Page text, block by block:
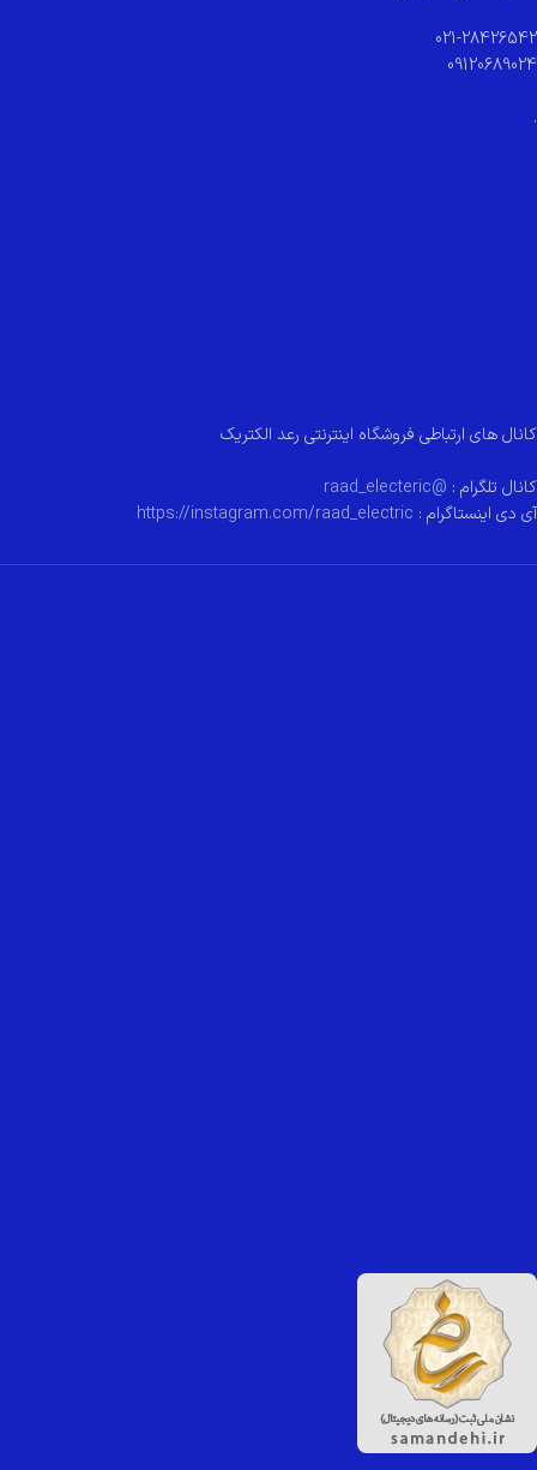
021-28426542
09120689024
.
کانال های ارتباطی فروشگاه اینترنتی رعد الکتریک
کانال تلگرام : @raad_electeric
آی دی اینستاگرام : https://instagram.com/raad_electric